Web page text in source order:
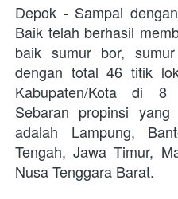
Depok - Sampai
Baik telah berhasil
baik sumur bor,
dengan total 46 titik
Kabupaten/Kota di
Sebaran propinsi
adalah Lampung,
Tengah, Jawa Timur,
Nusa Tenggara Barat.